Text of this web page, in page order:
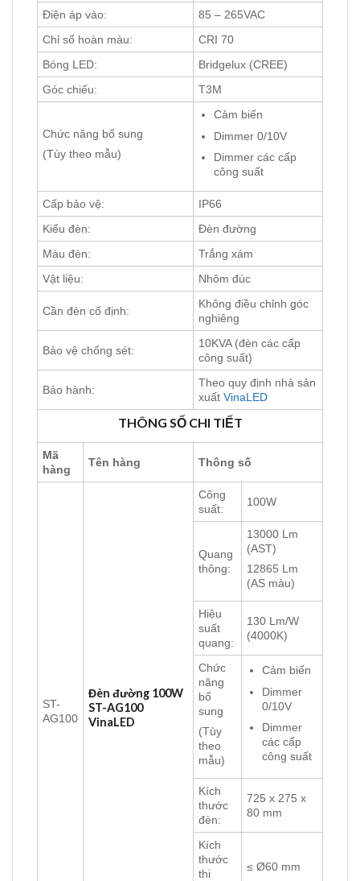
Điện áp vào:
85 – 265VAC
Chỉ số hoàn màu:
CRI 70
Bóng LED:
Bridgelux (CREE)
Góc chiếu:
T3M
Chức năng bổ sung
(Tùy theo mẫu)
Cảm biến
Dimmer 0/10V
Dimmer các cấp
công suất
Cấp bảo vệ:
IP66
Kiểu đèn:
Đèn đường
Màu đèn:
Trắng xám
Vật liệu:
Nhôm đúc
Cần đèn cố định:
Không điều chỉnh góc
nghiêng
Bảo vệ chống sét:
10KVA (đèn các cấp
công suất)
Bảo hành:
Theo quy định nhà sản
xuất VinaLED
THÔNG SỐ CHI TIẾT
Mã
hàng
Tên hàng Thông số
ST-
AG100
Đèn đường 100W
ST-AG100
VinaLED
Công
suất:
100W
Quang
thông:
13000 Lm
(AST)
12865 Lm
(AS màu)
Hiệu
suất
quang:
130 Lm/W
(4000K)
Chức
năng
bổ
sung
(Tùy
theo
mẫu)
Cảm biến
Dimmer
0/10V
Dimmer
các cấp
công suất
Kích
thước
đèn:
725 x 275 x
80 mm
Kích
thước
thi
≤ Ø60 mm